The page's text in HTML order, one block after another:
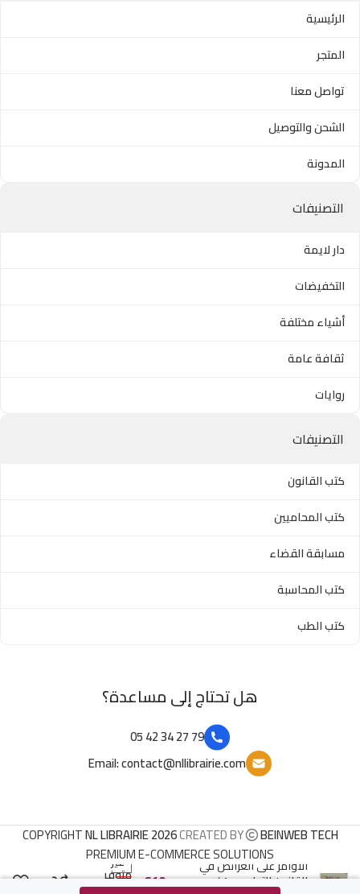
الرئيسية
المتجر
تواصل معنا
الشحن والتوصيل
المدونة
التصنيفات
دار لايمة
التخفيضات
أشياء مختلفة
ثقافة عامة
روايات
التصنيفات
كتب القانون
كتب المحاميين
مسابقة القضاء
كتب المحاسبة
كتب الطب
هل تحتاج إلى مساعدة؟
79 27 34 42 05
Email: contact@nllibrairie.com
COPYRIGHTNL LIBRAIRIE 2026CREATED BY BEINWEB TECH
PREMIUM E-COMMERCE SOLUTIONS
الأوامر على العرائض في
القانون التجاري ج1 / د.ج610
غير
متوفر
في